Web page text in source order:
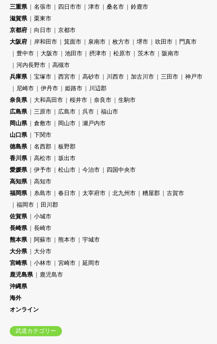
三重県
名張市 四日市市 津市 桑名市
鈴鹿市
滋賀県
栗東市
京都府
向日市
京都市
大阪府
岸和田市 箕面市 泉南市 枚方市 堺市 吹田市
門真市
豊中市
大阪市 池田市 摂津市 松原市 茨木市
阪南市
河内長野市
高槻市
兵庫県
宝塚市 西宮市 高砂市 川西市 加古川市 三田市
神戸市
尼崎市
伊丹市 姫路市
川辺郡
奈良県
大和高田市 桜井市 奈良市
生駒市
広島県
三原市 広島市 呉市
福山市
岡山県
倉敷市 岡山市
瀬戸内市
山口県
下関市
徳島県
名西郡
板野郡
香川県
高松市
坂出市
愛媛県
伊予市 松山市 今治市
四国中央市
高知県
高知市
福岡県
糸島市 春日市 太宰府市 北九州市 糟屋郡
古賀市
福岡市
田川郡
佐賀県
小城市
長崎県
長崎市
熊本県
阿蘇市 熊本市
宇城市
大分県
大分市
宮崎県
小林市 宮崎市
延岡市
鹿児島県
鹿児島市
沖縄県
海外
オンライン
武道カテゴリー